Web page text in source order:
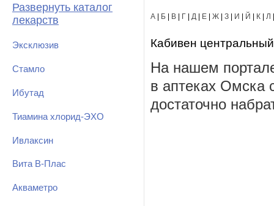
Развернуть каталог
лекарств
Эксклюзив
Стамло
Ибутад
Тиамина хлорид-ЭХО
Ивлаксин
Вита В-Плас
Акваметро
А Б В Г Д Е Ж З И Й К Л
Кабивен центральный
На нашем
в аптеках Омска
достаточно